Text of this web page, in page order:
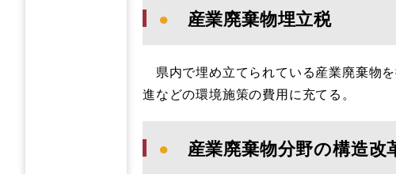
● 産業廃棄物埋立税
県内で埋め立てられている産業廃棄物
進などの環境施策の費用に充てる。
● 産業廃棄物分野の構造改